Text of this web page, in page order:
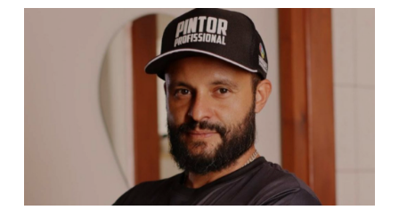
Expodeco Peru Suvinil e Casal Baroni Expodeco Perú
Suvinil y el casal Baroni MBPM Expodeco Peru Suvinil
e Casal Baroni: Nossa revista...